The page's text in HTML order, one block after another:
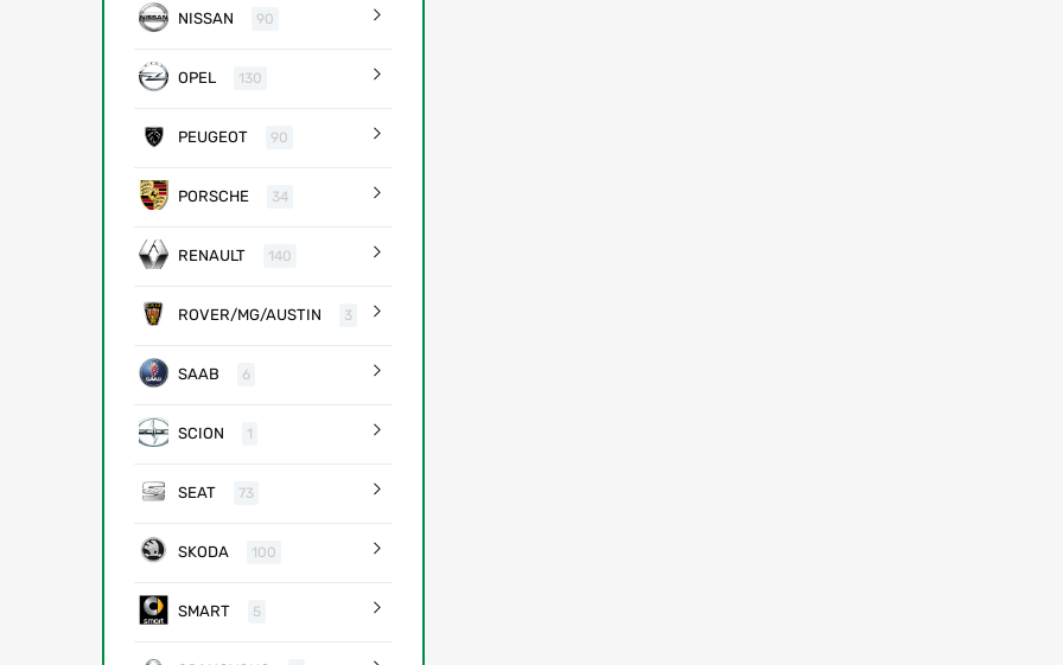
NISSAN 90
OPEL 130
PEUGEOT 90
PORSCHE 34
RENAULT 140
ROVER/MG/AUSTIN 3
SAAB 6
SCION 1
SEAT 73
SKODA 100
SMART 5